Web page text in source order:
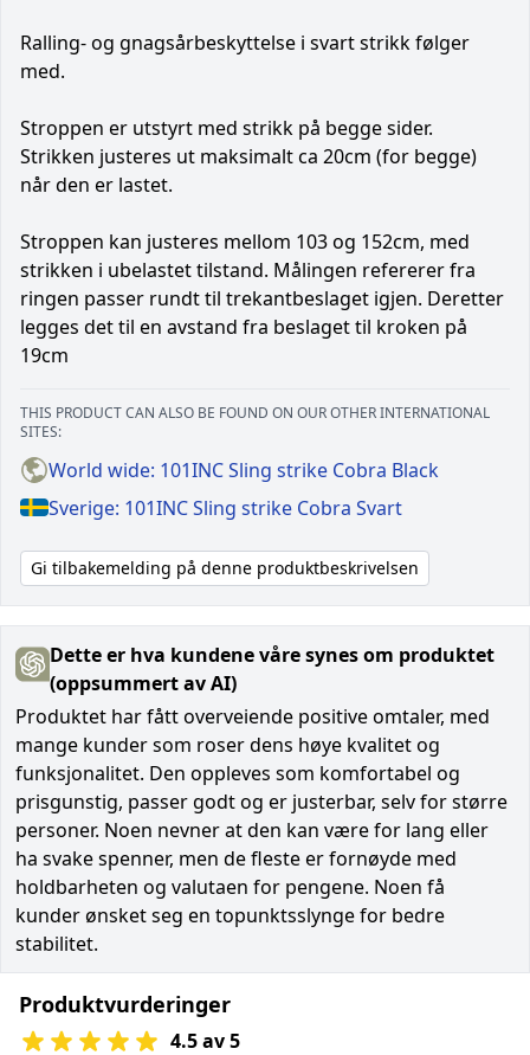
Ralling- og gnagsårbeskyttelse i svart strikk følger
med.
Stroppen er utstyrt med strikk på begge sider.
Strikken justeres ut maksimalt ca 20cm (for begge)
når den er lastet.
Stroppen kan justeres mellom 103 og 152cm, med
strikken i ubelastet tilstand. Målingen refererer fra
ringen passer rundt til trekantbeslaget igjen. Deretter
legges det til en avstand fra beslaget til kroken på
19cm
THIS PRODUCT CAN ALSO BE FOUND ON OUR OTHER INTERNATIONAL
SITES:
World wide: 101INC Sling strike Cobra Black
Sverige: 101INC Sling strike Cobra Svart
Gi tilbakemelding på denne produktbeskrivelsen
Dette er hva kundene våre synes om produktet
(oppsummert av AI)
Produktet har fått overveiende positive omtaler, med
mange kunder som roser dens høye kvalitet og
funksjonalitet. Den oppleves som komfortabel og
prisgunstig, passer godt og er justerbar, selv for større
personer. Noen nevner at den kan være for lang eller
ha svake spenner, men de fleste er fornøyde med
holdbarheten og valutaen for pengene. Noen få
kunder ønsket seg en topunktsslynge for bedre
stabilitet.
Produktvurderinger
4.5 av 5